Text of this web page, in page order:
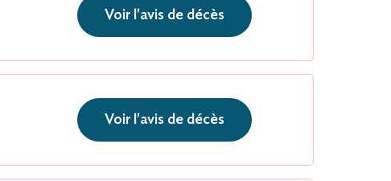
Voir l'avis de décès
Voir l'avis de décès